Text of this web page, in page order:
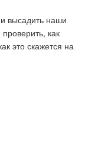
высадить наши
как
это скажется на